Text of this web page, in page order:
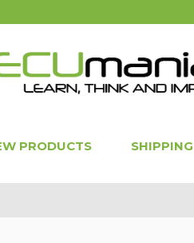
PRODUCTS SHIPPING